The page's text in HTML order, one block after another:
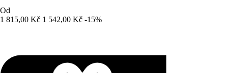
Od
1 815,00 Kč 1 542,00 Kč -15%